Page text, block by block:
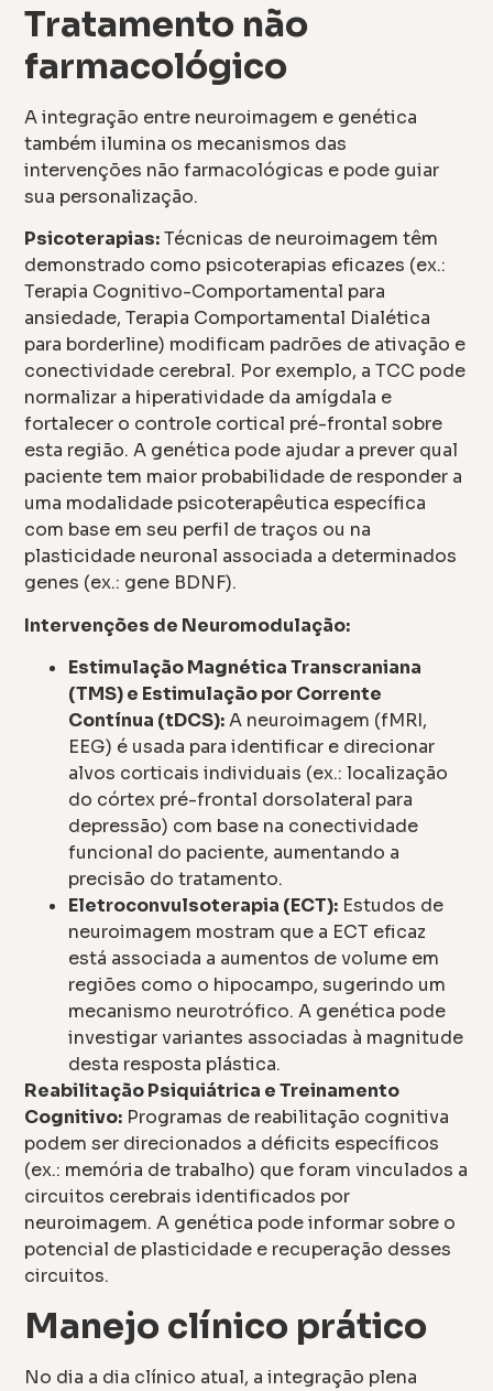
Tratamento não
farmacológico
A integração entre neuroimagem e genética
também ilumina os mecanismos das
intervenções não farmacológicas e pode guiar
sua personalização.
Psicoterapias:Técnicas de neuroimagem têm
demonstrado como psicoterapias eficazes (ex.:
Terapia Cognitivo-Comportamental para
ansiedade, Terapia Comportamental Dialética
para borderline) modificam padrões de ativação e
conectividade cerebral. Por exemplo, a TCC pode
normalizar a hiperatividade da amígdala e
fortalecer o controle cortical pré-frontal sobre
esta região. A genética pode ajudar a prever qual
paciente tem maior probabilidade de responder a
uma modalidade psicoterapêutica específica
com base em seu perfil de traços ou na
plasticidade neuronal associada a determinados
genes (ex.: gene BDNF).
Intervenções de Neuromodulação:
Estimulação Magnética Transcraniana
(TMS) e Estimulação por Corrente
Contínua (tDCS):A neuroimagem (fMRI,
EEG) é usada para identificar e direcionar
alvos corticais individuais (ex.: localização
do córtex pré-frontal dorsolateral para
depressão) com base na conectividade
funcional do paciente, aumentando a
precisão do tratamento.
Eletroconvulsoterapia (ECT): Estudos de
neuroimagem mostram que a ECT eficaz
está associada a aumentos de volume em
regiões como o hipocampo, sugerindo um
mecanismo neurotrófico. A genética pode
investigar variantes associadas à magnitude
desta resposta plástica.
Reabilitação Psiquiátrica e Treinamento
Cognitivo: Programas de reabilitação cognitiva
podem ser direcionados a déficits específicos
(ex.: memória de trabalho) que foram vinculados a
circuitos cerebrais identificados por
neuroimagem. A genética pode informar sobre o
potencial de plasticidade e recuperação desses
circuitos.
Manejo clínico prático
No dia a dia clínico atual, a integração plena